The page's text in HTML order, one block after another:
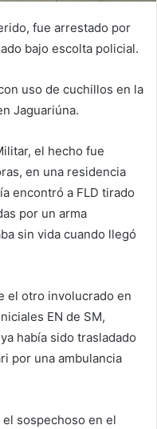
fue arrestado por
bajo escolta policial.
uso de cuchillos en la
Jaguariúna.
el hecho fue
en una residencia
encontró a FLD tirado
por un arma
sin vida cuando llegó
el otro involucrado en
EN de SM,
había sido trasladado
por una ambulancia
sospechoso en el